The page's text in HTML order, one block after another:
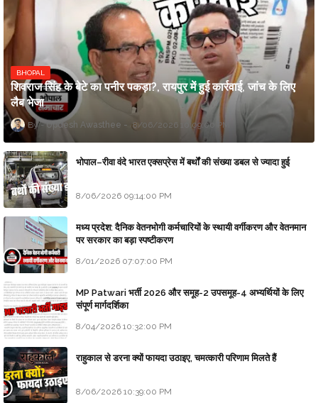
BHOPAL
शिवराज सिंह के बेटे का पनीर पकड़ा?, रायपुर में हुई कार्रवाई, जांच के लिए
लैब भेजा
Updesh Awasthee 8/06/2026 10:09:00 PM
भोपाल–रीवा वंदे भारत एक्सप्रेस में बर्थों की संख्या डबल से ज्यादा हुई
8/06/2026 09:14:00 PM
मध्य प्रदेश: दैनिक वेतनभोगी कर्मचारियों के स्थायी वर्गीकरण और वेतनमान
पर सरकार का बड़ा स्पष्टीकरण
8/01/2026 07:07:00 PM
MP Patwari भर्ती 2026 और समूह-2 उपसमूह-4 अभ्यर्थियों के लिए
संपूर्ण मार्गदर्शिका
8/04/2026 10:32:00 PM
राहुकाल से डरना क्यों फायदा उठाइए, चमत्कारी परिणाम मिलते हैं
8/06/2026 10:39:00 PM